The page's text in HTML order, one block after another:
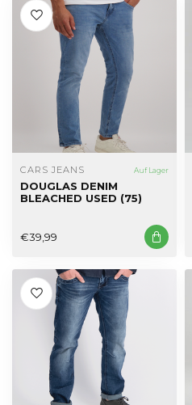
CARS JEANS Auf Lager
DOUGLAS DENIM
BLEACHED USED (75)
€39,99